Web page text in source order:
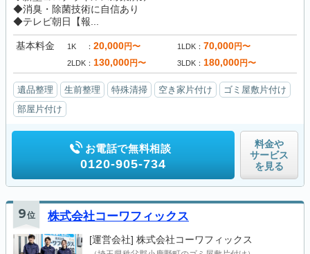
◆消臭・除菌技術に自信あり
◆テレビ朝日【報...
基本料金 1K 20,000円〜 1LDK 70,000円〜
2LDK 130,000円〜 3LDK 180,000円〜
遺品整理 生前整理 特殊清掃 空き家片付け
ゴミ屋敷片付け
部屋片付け
お電話で無料相談
0120-905-734
料金や
サービス
を見る
9位 株式会社コーワフィックス
[運営会社] 株式会社コーワフィックス